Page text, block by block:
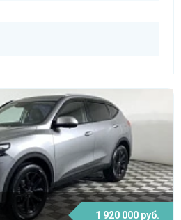
1 920 000 руб.